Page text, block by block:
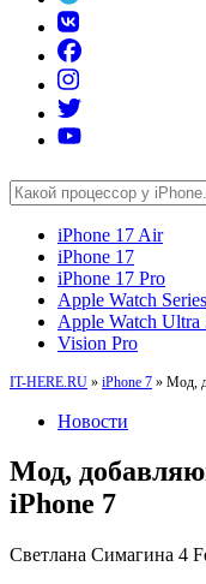
iPhone 17 Air
iPhone 17
iPhone 17 Pro
Apple Watch
Apple Watch Ultra
Vision Pro
IT-HERE.RU » iPhone 7 » Мод,
Новости
Мод,
iPhone 7
Светлана Симагина 4